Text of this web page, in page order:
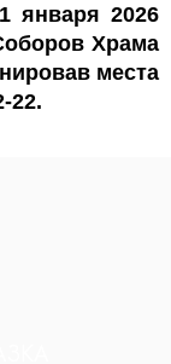
января 2026
Храма
места
22.